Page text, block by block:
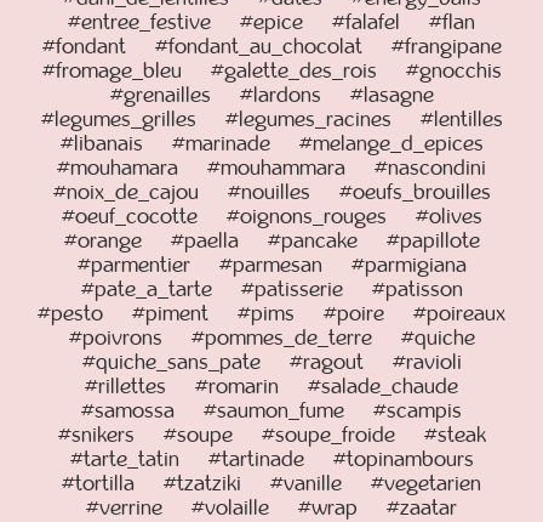
#entree_festive
#epice #falafel
#flan
#fondant
#fondant_au_chocolat
#frangipane
#fromage_bleu
#galette_des_rois
#gnocchis
#grenailles
#lardons
#lasagne
#legumes_grilles
#legumes_racines
#lentilles
#libanais
#marinade
#melange_d_epices
#mouhamara
#mouhammara
#nascondini
#noix_de_cajou
#nouilles
#oeufs_brouilles
#oeuf_cocotte
#oignons_rouges
#olives
#orange
#paella #pancake
#papillote
#parmentier
#parmesan
#parmigiana
#pate_a_tarte
#patisserie
#patisson
#pesto
#piment #pims #poire
#poireaux
#poivrons
#pommes_de_terre
#quiche
#quiche_sans_pate
#ragout
#ravioli
#rillettes
#romarin
#salade_chaude
#samossa
#saumon_fume
#scampis
#snikers
#soupe #soupe_froide
#steak
#tarte_tatin
#tartinade
#topinambours
#tortilla
#tzatziki #vanille
#vegetarien
#verrine
#volaille #wrap #zaatar